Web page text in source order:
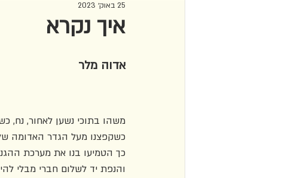
סקירת עומק שפה
איך נקרא
25 באוק׳ 2023
אדוה מלר
משהו בתוכי נשען לאחור, נח,
כשקפצנו מעל הגדר האדומה
כך הטמיעו בנו את מערכת
והנפת יד לשלום חברי מבלי